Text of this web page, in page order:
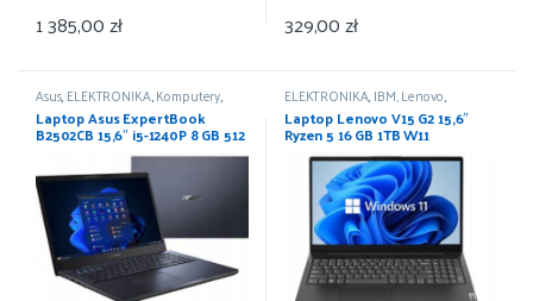
1 385,00zł 329,00zł
Asus, ELEKTRONIKA,Komputery,
Laptopy
Laptop Asus ExpertBook
B2502CB 15,6″ i5-1240P 8 GB 512
GB Windows 11 Pro
ELEKTRONIKA, IBM, Lenovo,
Komputery,Laptopy
Laptop Lenovo V15 G2 15,6″
Ryzen 5 16 GB 1TB W11